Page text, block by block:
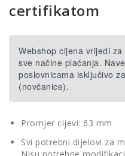
certifikatom
Webshop cijena vrijedi
sve načine plaćanja.
poslovnicama isključivo
(novčanice).
Promjer cijevi: 63 mm
Svi potrebni dijelovi za